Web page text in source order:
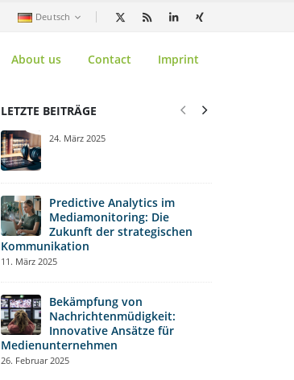
Deutsch
About us Contact Imprint
LETZTE BEITRÄGE
24. März 2025
Predictive Analytics im
Mediamonitoring: Die
Zukunft der strategischen
Kommunikation
11. März 2025
Bekämpfung von
Nachrichtenmüdigkeit:
Innovative Ansätze für
Medienunternehmen
26. Februar 2025